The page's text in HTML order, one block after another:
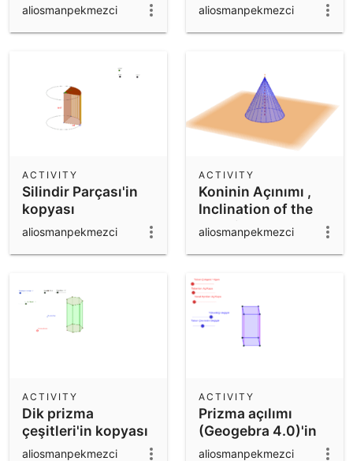
aliosmanpekmezci
kısa yol'in kopyası
aliosmanpekmezci
Silindir Parçası'in
kopyası
ACTIVITY
aliosmanpekmezci
Koninin Açınımı ,
Inclination of the
cone'in kopyası
ACTIVITY
aliosmanpekmezci
Dik prizma
çeşitleri'in kopyası
ACTIVITY
aliosmanpekmezci
Prizma açılımı
(Geogebra 4.0)'in
kopyası
ACTIVITY
aliosmanpekmezci